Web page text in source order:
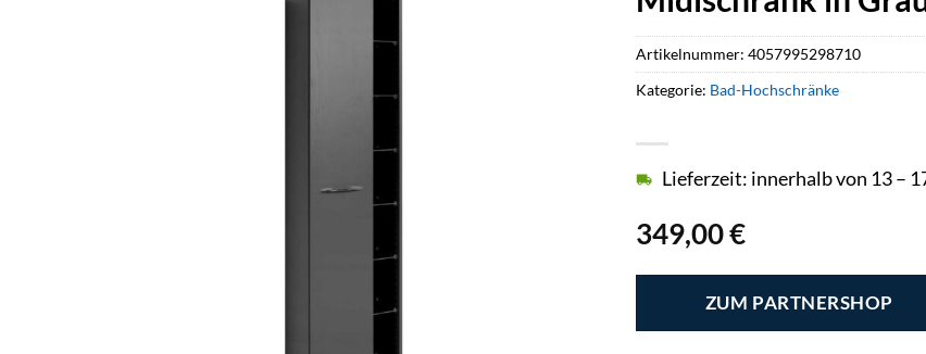
349,00€
Lieferzeit: innerhalb von 13 –
ZUM PARTNERSHOP
Artikelnummer:4057995298710
Kategorie: Bad-Hochschränke